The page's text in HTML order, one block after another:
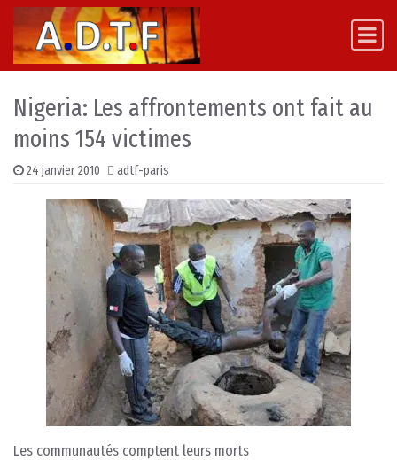
Skip to content
Main Navigation
Nigeria: Les affrontements ont fait au
moins 154 victimes
24 janvier 2010 adtf-paris
Les communautés comptent leurs morts